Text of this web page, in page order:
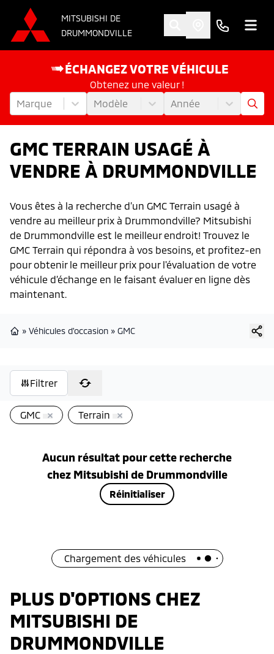
MITSUBISHI DE
DRUMMONDVILLE
ÉCHANGEZ VOTRE VÉHICULE
Obtenez une valeur !
Marque
Modèle Année
GMC TERRAIN USAGÉ À
VENDRE À DRUMMONDVILLE
Vous êtes à la recherche d’un GMC Terrain usagé à
vendre au meilleur prix à Drummondville? Mitsubishi
de Drummondville est le meilleur endroit! Trouvez le
GMC Terrain qui répondra à vos besoins, et profitez-en
pour obtenir le meilleur prix pour l'évaluation de votre
véhicule d’échange en le faisant évaluer en ligne dès
maintenant.
» Véhicules d'occasion » GMC
Filtrer
GMC Terrain
Aucun résultat pour cette recherche
chez Mitsubishi de Drummondville
Réinitialiser
Chargement des véhicules
PLUS D'OPTIONS CHEZ
MITSUBISHI DE
DRUMMONDVILLE